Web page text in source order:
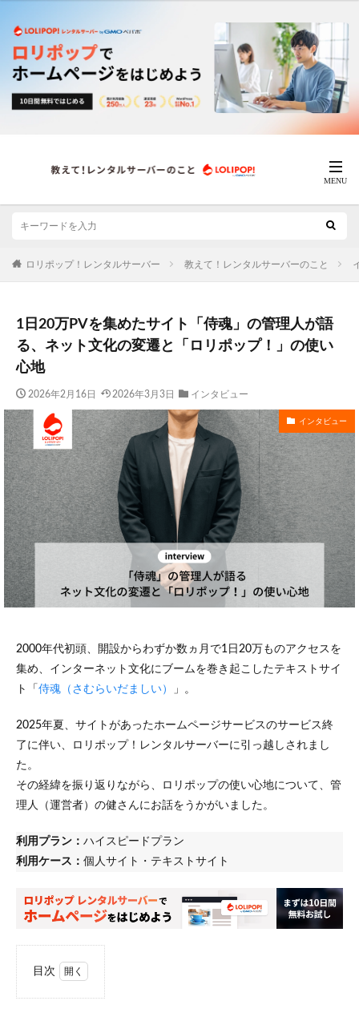
ロリポップ！レンタルサーバー 教えて！レンタルサーバーのこと
1日20万PVを集めたサイト「侍魂」の管理人が語
る、ネット文化の変遷と「ロリポップ！」の使い
心地
2026年2月16日 2026年3月3日 インタビュー
インタビュー
2000年代初頭、開設からわずか数ヵ月で1日20万ものアクセスを
集め、インターネット文化にブームを巻き起こしたテキストサイ
ト「 侍魂（さむらいだましい） 」。
2025年夏、サイトがあったホームページサービスのサービス終
了に伴い、ロリポップ！レンタルサーバーに引っ越しされまし
た。
その経緯を振り返りながら、ロリポップの使い心地について、管
理人（運営者）の健さんにお話をうかがいました。
利用プラン： ハイスピードプラン
利用ケース： 個人サイト・テキストサイト
目次